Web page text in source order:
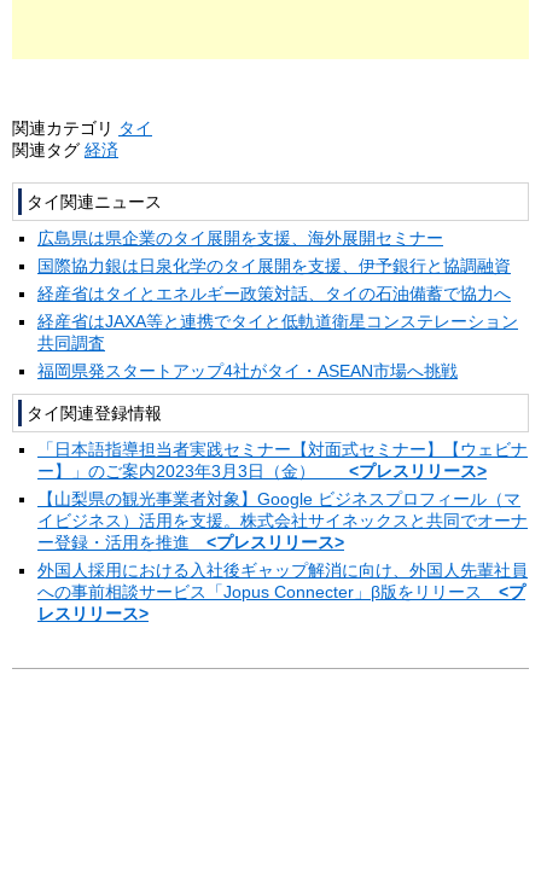
関連カテゴリ タイ
関連タグ 経済
タイ関連ニュース
広島県は県企業のタイ展開を支援、海外展開セミナー
国際協力銀は日泉化学のタイ展開を支援、伊予銀行と協調融資
経産省はタイとエネルギー政策対話、タイの石油備蓄で協力へ
経産省はJAXA等と連携でタイと低軌道衛星コンステレーション
共同調査
福岡県発スタートアップ4社がタイ・ASEAN市場へ挑戦
タイ関連登録情報
「日本語指導担当者実践セミナー【対面式セミナー】【ウェビナ
ー】」のご案内2023年3月3日（金） <プレスリリース>
【山梨県の観光事業者対象】Google ビジネスプロフィール（マ
イビジネス）活用を支援。株式会社サイネックスと共同でオーナ
ー登録・活用を推進 <プレスリリース>
外国人採用における入社後ギャップ解消に向け、外国人先輩社員
への事前相談サービス「Jopus Connecter」β版をリリース <プ
レスリリース>